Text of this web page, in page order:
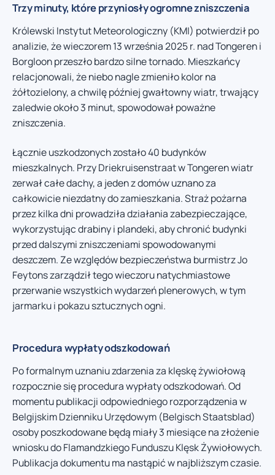
Trzy minuty, które przyniosły ogromne zniszczenia
Królewski Instytut Meteorologiczny (KMI) potwierdził po
analizie, że wieczorem 13 września 2025 r. nad Tongeren i
Borgloon przeszło bardzo silne tornado. Mieszkańcy
relacjonowali, że niebo nagle zmieniło kolor na
żółtozielony, a chwilę później gwałtowny wiatr, trwający
zaledwie około 3 minut, spowodował poważne
zniszczenia.
Łącznie uszkodzonych zostało 40 budynków
mieszkalnych. Przy Driekruisenstraat w Tongeren wiatr
zerwał całe dachy, a jeden z domów uznano za
całkowicie niezdatny do zamieszkania. Straż pożarna
przez kilka dni prowadziła działania zabezpieczające,
wykorzystując drabiny i plandeki, aby chronić budynki
przed dalszymi zniszczeniami spowodowanymi
deszczem. Ze względów bezpieczeństwa burmistrz Jo
Feytons zarządził tego wieczoru natychmiastowe
przerwanie wszystkich wydarzeń plenerowych, w tym
jarmarku i pokazu sztucznych ogni.
Procedura wypłaty odszkodowań
Po formalnym uznaniu zdarzenia za klęskę żywiołową
rozpocznie się procedura wypłaty odszkodowań. Od
momentu publikacji odpowiedniego rozporządzenia w
Belgijskim Dzienniku Urzędowym (Belgisch Staatsblad)
osoby poszkodowane będą miały 3 miesiące na złożenie
wniosku do Flamandzkiego Funduszu Klęsk Żywiołowych.
Publikacja dokumentu ma nastąpić w najbliższym czasie.